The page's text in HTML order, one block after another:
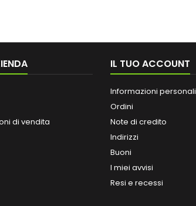
di vendita
IL TUO ACCOUNT
Informazioni personali
Ordini
Note di credito
Indirizzi
Buoni
I miei avvisi
Resi e recessi